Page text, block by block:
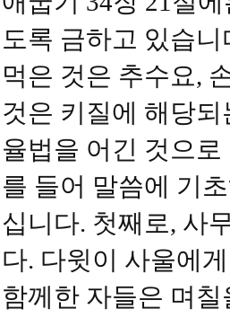
도록 금하고 있습
먹은 것은 추수요,
것은 키질에 해당
율법을 어긴 것으
를 들어 말씀에 기
십니다. 첫째로, 사
다. 다윗이 사울에
함께한 자들은 며